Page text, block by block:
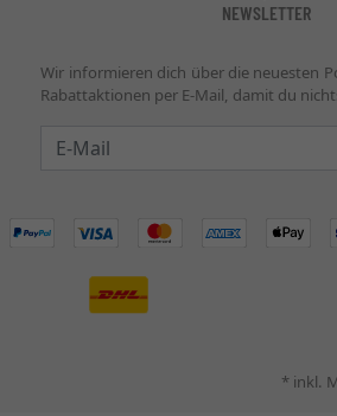
NEWSLETTER
Wir informieren dich über die neuesten
Rabattaktionen per E-Mail, damit du
* inkl.